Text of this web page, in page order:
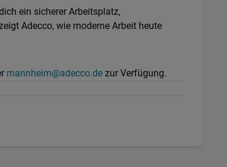
ein sicherer Arbeitsplatz,
Adecco, wie moderne Arbeit heute
mannheim@adecco.de zur Verfügung.